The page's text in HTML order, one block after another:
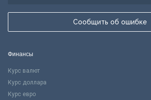
Сообщить об ошибке
Финансы
Курс валют
Курс доллара
Курс евро